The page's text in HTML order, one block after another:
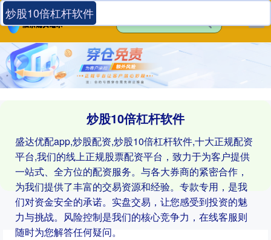
炒股10倍杠杆软件
盛达优配app,炒股配资,炒股10倍杠杆软件,十大正规配资
平台,我们的线上正规股票配资平台，致力于为客户提供
一站式、全方位的配资服务。与各大券商的紧密合作，
为我们提供了丰富的交易资源和经验。专款专用，是我
们对资金安全的承诺。实盘交易，让您感受到投资的魅
力与挑战。风险控制是我们的核心竞争力，在线客服则
随时为您解答任何疑问。
炒股10倍杠杆软件